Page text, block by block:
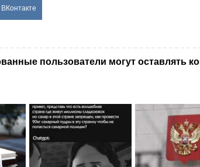
ВКонтакте
пользователи могут оставлять